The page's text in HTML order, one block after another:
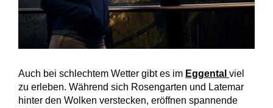
Auch bei schlechtem Wetter gibt es im Eggental viel
zu erleben. Während sich Rosengarten und Latemar
hinter den Wolken verstecken, eröffnen spannende